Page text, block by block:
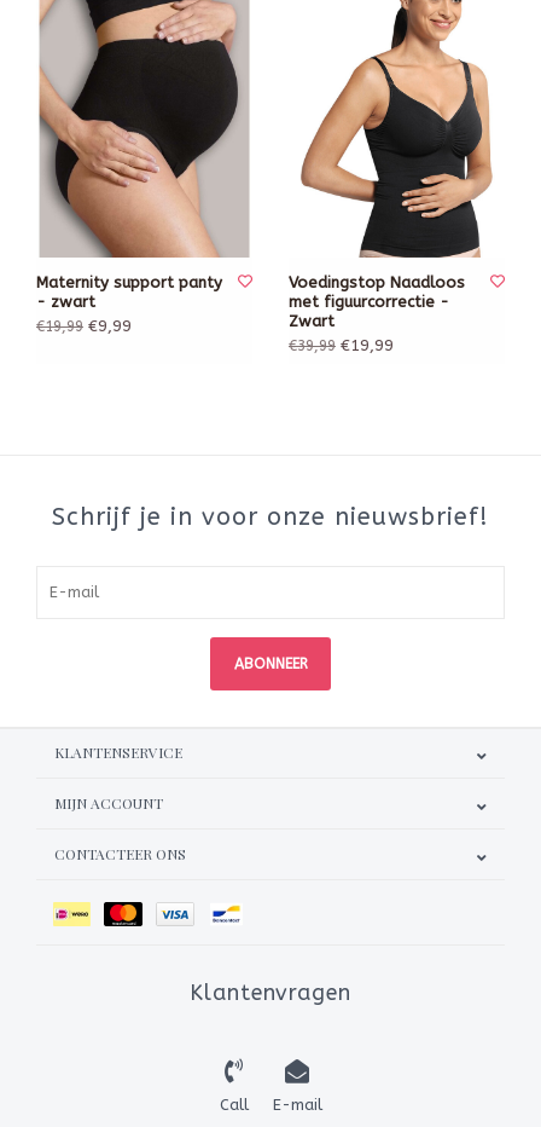
Maternity support panty
- zwart
€19,99 €9,99
Voedingstop Naadloos
met figuurcorrectie -
Zwart
€39,99 €19,99
Schrijf je in voor onze nieuwsbrief!
ABONNEER
KLANTENSERVICE
MIJN ACCOUNT
CONTACTEER ONS
Klantenvragen
Call E-mail